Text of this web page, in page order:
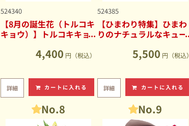
524340
【8月の誕生花（トルコキ
キョウ）】トルコキキョ
4,400 円（税込）
詳細 カートに入れる
524385
【ひまわり特集】ひまわ
りのナチュラルなキュー
5,500 円（税込）
詳細 カートに入れる
No.8 No.9